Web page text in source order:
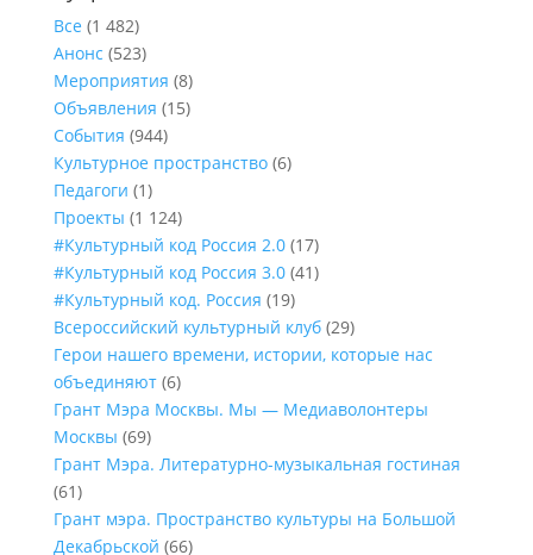
Все (1 482)
Анонс (523)
Мероприятия (8)
Объявления (15)
События (944)
Культурное пространство(6)
Педагоги (1)
Проекты (1 124)
#Культурный код Россия 2.0(17)
#Культурный код Россия 3.0(41)
#Культурный код. Россия (19)
Всероссийский культурный клуб(29)
Герои нашего времени, истории, которые нас
объединяют(6)
Грант Мэра Москвы. Мы — Медиаволонтеры
Москвы (69)
Грант Мэра. Литературно-музыкальная гостиная
(61)
Грант мэра. Пространство культуры на Большой
Декабрьской (66)